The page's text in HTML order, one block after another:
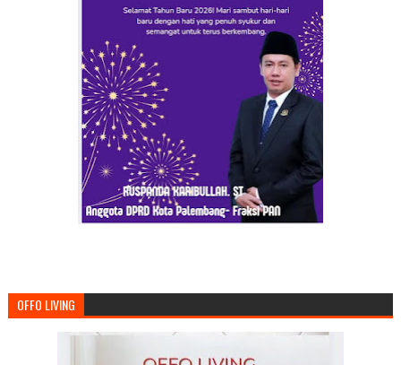
OFFO LIVING